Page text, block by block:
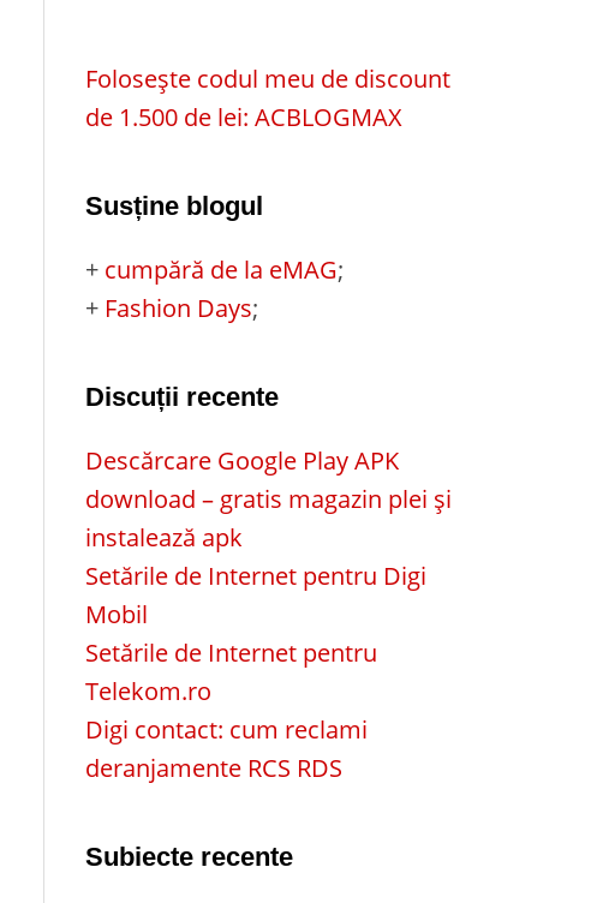
Folosește codul meu de discount
de 1.500 de lei: ACBLOGMAX
Susține blogul
+ cumpără de la eMAG;
+ Fashion Days;
Discuții recente
Descărcare Google Play APK
download – gratis magazin plei și
instalează apk
Setările de Internet pentru Digi
Mobil
Setările de Internet pentru
Telekom.ro
Digi contact: cum reclami
deranjamente RCS RDS
Subiecte recente